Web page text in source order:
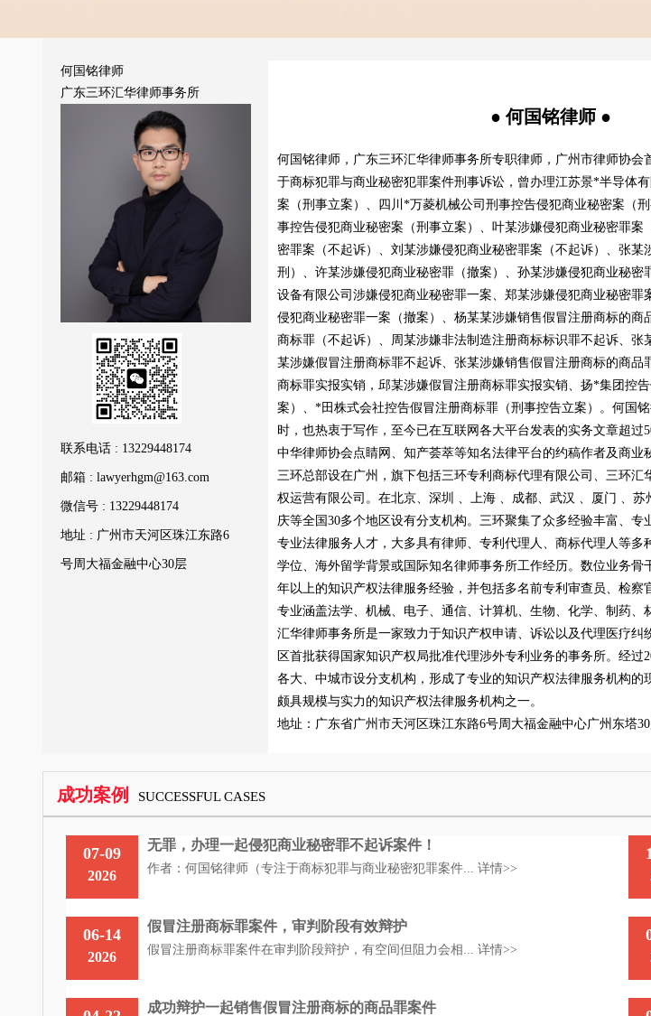
何国铭律师
广东三环汇华律师事务所
联系电话 : 13229448174
邮箱 : lawyerhgm@163.com
微信号 : 13229448174
地址 : 广州市天河区珠江东路6
号周大福金融中心30层
● 何国铭律师 ●
何国铭律师，广东三环汇华律师事务所专职律师，广州市律师协会
于商标犯罪与商业秘密犯罪案件刑事诉讼，曾办理江苏景*半导体
案（刑事立案）、四川*万菱机械公司刑事控告侵犯商业秘密案（
事控告侵犯商业秘密案（刑事立案）、叶某涉嫌侵犯商业秘密罪案
密罪案（不起诉）、刘某涉嫌侵犯商业秘密罪案（不起诉）、张某
刑）、许某涉嫌侵犯商业秘密罪（撤案）、孙某涉嫌侵犯商业秘密
设备有限公司涉嫌侵犯商业秘密罪一案、郑某涉嫌侵犯商业秘密罪
侵犯商业秘密罪一案（撤案）、杨某某涉嫌销售假冒注册商标的商
商标罪（不起诉）、周某涉嫌非法制造注册商标标识罪不起诉、张
某涉嫌假冒注册商标罪不起诉、张某涉嫌销售假冒注册商标的商品
商标罪实报实销，邱某涉嫌假冒注册商标罪实报实销、扬*集团控
案）、*田株式会社控告假冒注册商标罪（刑事控告立案）。何国
时，也热衷于写作，至今已在互联网各大平台发表的实务文章超过
中华律师协会点睛网、知产荟萃等知名法律平台的约稿作者及商业
三环总部设在广州，旗下包括三环专利商标代理有限公司、三环汇
权运营有限公司。在北京、深圳 、上海 、成都、武汉 、厦门 、
庆等全国30多个地区设有分支机构。三环聚集了众多经验丰富、专
专业法律服务人才，大多具有律师、专利代理人、商标代理人等多
学位、海外留学背景或国际知名律师事务所工作经历。数位业务骨
年以上的知识产权法律服务经验，并包括多名前专利审查员、检察
专业涵盖法学、机械、电子、通信、计算机、生物、化学、制药、
汇华律师事务所是一家致力于知识产权申请、诉讼以及代理医疗纠
区首批获得国家知识产权局批准代理涉外专利业务的事务所。经过
各大、中城市设分支机构，形成了专业的知识产权法律服务机构的
颇具规模与实力的知识产权法律服务机构之一。
地址：广东省广州市天河区珠江东路6号周大福金融中心广州东塔
成功案例 SUCCESSFUL CASES
07-09
2026
无罪，办理一起侵犯商业秘密罪不起诉案件！
作者：何国铭律师（专注于商标犯罪与商业秘密犯罪案件... 详情>>
06-14
2026
假冒注册商标罪案件，审判阶段有效辩护
假冒注册商标罪案件在审判阶段辩护，有空间但阻力会相... 详情>>
成功辩护一起销售假冒注册商标的商品罪案件